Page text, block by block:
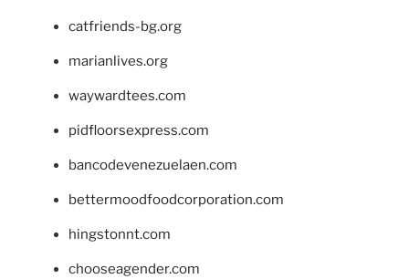
catfriends-bg.org
marianlives.org
waywardtees.com
pidfloorsexpress.com
bancodevenezuelaen.com
bettermoodfoodcorporation.com
hingstonnt.com
chooseagender.com